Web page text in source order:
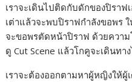
เราจะเดินไปติดกับดักของปิราฟ
เต่าแล้วจะพบปิราฟกำลังขอพร
จะขอพรตัดหน้าปิราฟ ด้วยความ
ดู Cut Scene แล้วโกคูจะเดินทา
เราจะต้องออกตามหาผู้หญิงให้ผู้